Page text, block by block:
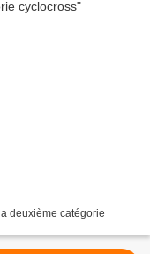
deuxième catégorie